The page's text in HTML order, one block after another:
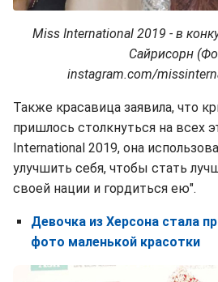
Miss International 2019 - в
Сайрисорн
instagram.com/
Также красавица заявила, что
пришлось столкнуться на всех
International 2019, она
улучшить себя, чтобы стать
своей нации и гордиться ею".
Девочка из Херсона стала
фото маленькой красотки